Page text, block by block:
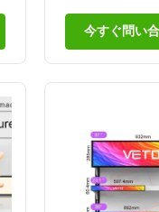
明る
今すぐ問い